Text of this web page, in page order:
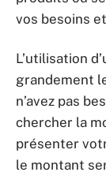
vos besoins
L’utilisation
grandement
n’avez pas
chercher la
présenter
le montant